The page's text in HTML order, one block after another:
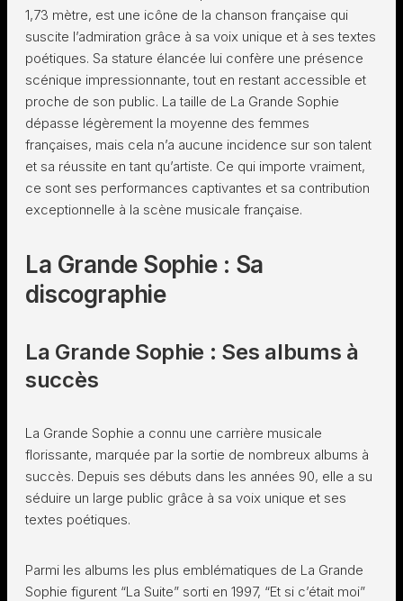
1,73 mètre, est une icône de la chanson française qui
suscite l’admiration grâce à sa voix unique et à ses textes
poétiques. Sa stature élancée lui confère une présence
scénique impressionnante, tout en restant accessible et
proche de son public. La taille de La Grande Sophie
dépasse légèrement la moyenne des femmes
françaises, mais cela n’a aucune incidence sur son talent
et sa réussite en tant qu’artiste. Ce qui importe vraiment,
ce sont ses performances captivantes et sa contribution
exceptionnelle à la scène musicale française.
La Grande Sophie : Sa
discographie
La Grande Sophie : Ses albums à
succès
La Grande Sophie a connu une carrière musicale
florissante, marquée par la sortie de nombreux albums à
succès. Depuis ses débuts dans les années 90, elle a su
séduire un large public grâce à sa voix unique et ses
textes poétiques.
Parmi les albums les plus emblématiques de La Grande
Sophie figurent “La Suite” sorti en 1997, “Et si c’était moi”